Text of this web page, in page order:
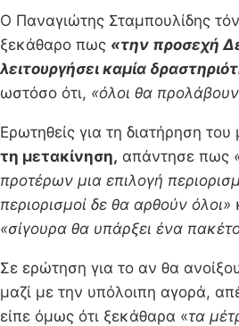
Ο Παναγιώτης Σταμπουλίδης
ξεκάθαρο πως «την προσεχή
λειτουργήσει καμία
ωστόσο ότι, «όλοι θα
Ερωτηθείς για τη διατήρηση
τη μετακίνηση, απάντησε πως
προτέρων μια επιλογή
περιορισμοί δε θα αρθούν όλοι»
«σίγουρα θα υπάρξει ένα
Σε ερώτηση για το αν θα
μαζί με την υπόλοιπη αγορά,
είπε όμως ότι ξεκάθαρα «τα